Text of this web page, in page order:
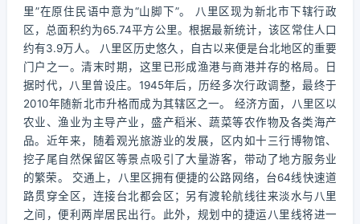
里”在原住民语中意为“山脚下”。 八里区现为新北市下辖行政
区，总面积约为65.74平方公里。根据最新统计，该区常住人口
约有3.9万人。 八里区历史悠久，自古以来便是台北地区的重要
门户之一。清末时期，这里已形成渔港与商港并存的格局。日
据时代，八里曾设庄。1945年后，历经多次行政调整，最终于
2010年随新北市升格而成为其辖区之一。 经济方面，八里区以
农业、渔业为主导产业，盛产稻米、蔬菜等农作物及各类海产
品。近年来，随着观光旅游业的发展，区内如十三行博物馆、
挖子尾自然保留区等景点吸引了大量游客，带动了地方服务业
的繁荣。 交通上，八里区拥有便捷的公路网络，台64线快速道
路贯穿全区，连接台北都会区；另有渡轮航线往来淡水与八里
之间，便利两岸居民出行。此外，规划中的捷运八里线将进一